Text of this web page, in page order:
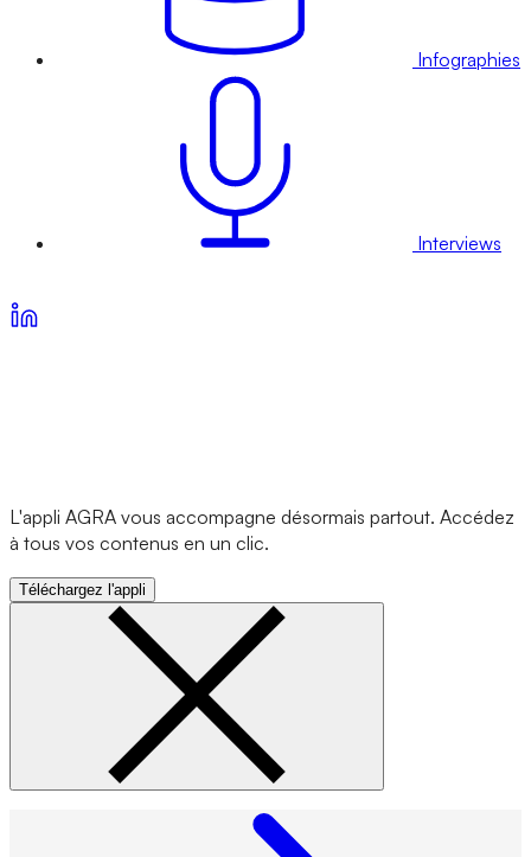
Infographies
Interviews
L'appli AGRA vous accompagne désormais partout. Accédez
à tous vos contenus en un clic.
Téléchargez l'appli